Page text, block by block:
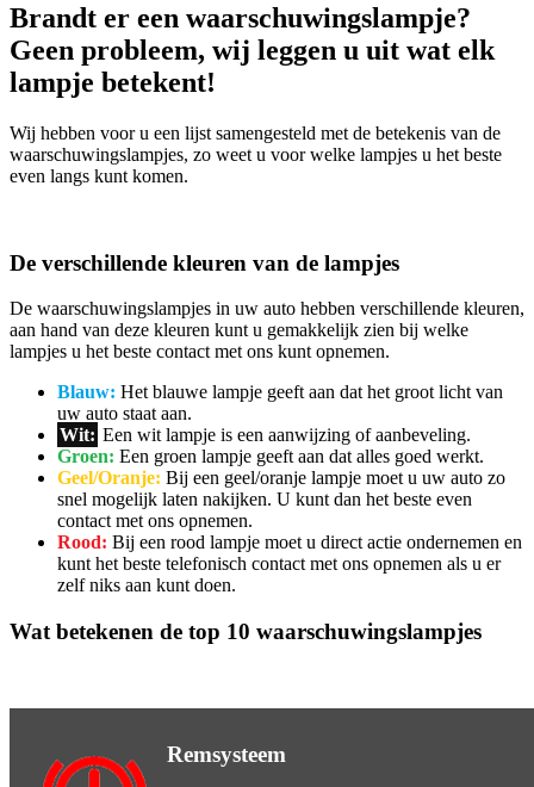
Brandt er een waarschuwingslampje?
Geen probleem, wij leggen u uit wat elk
lampje betekent!
Wij hebben voor u een lijst samengesteld met de betekenis van de
waarschuwingslampjes, zo weet u voor welke lampjes u het beste
even langs kunt komen.
De verschillende kleuren van de lampjes
De waarschuwingslampjes in uw auto hebben verschillende kleuren,
aan hand van deze kleuren kunt u gemakkelijk zien bij welke
lampjes u het beste contact met ons kunt opnemen.
Blauw: Het blauwe lampje geeft aan dat het groot licht van
uw auto staat aan.
Wit: Een wit lampje is een aanwijzing of aanbeveling.
Groen: Een groen lampje geeft aan dat alles goed werkt.
Geel/Oranje: Bij een geel/oranje lampje moet u uw auto zo
snel mogelijk laten nakijken. U kunt dan het beste even
contact met ons opnemen.
Rood: Bij een rood lampje moet u direct actie ondernemen en
kunt het beste telefonisch contact met ons opnemen als u er
zelf niks aan kunt doen.
Wat betekenen de top 10 waarschuwingslampjes
Remsysteem